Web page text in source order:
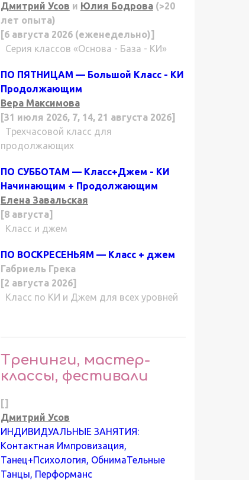
Дмитрий Усов и Юлия Бодрова(>20
лет опыта)
[6 августа 2026 (еженедельно)]
Серия классов «Основа - База - КИ»
ПО ПЯТНИЦАМ — Большой Класс - КИ
Продолжающим
Вера Максимова
[31 июля 2026, 7, 14, 21 августа 2026]
Трехчасовой класс для
продолжающих
ПО СУББОТАМ — Класс+Джем - КИ
Начинающим + Продолжающим
Елена Завальская
[8 августа]
Класс и джем
ПО ВОСКРЕСЕНЬЯМ — Класс + джем
Габриель Грека
[2 августа 2026]
Класс по КИ и Джем для всех уровней
Тренинги, мастер-
классы, фестивали
[]
Дмитрий Усов
ИНДИВИДУАЛЬНЫЕ ЗАНЯТИЯ:
Контактная Импровизация,
Танец+Психология, ОбнимаТельные
Танцы, Перформанс